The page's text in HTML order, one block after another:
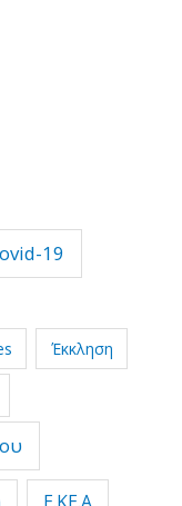
19
Έκκληση